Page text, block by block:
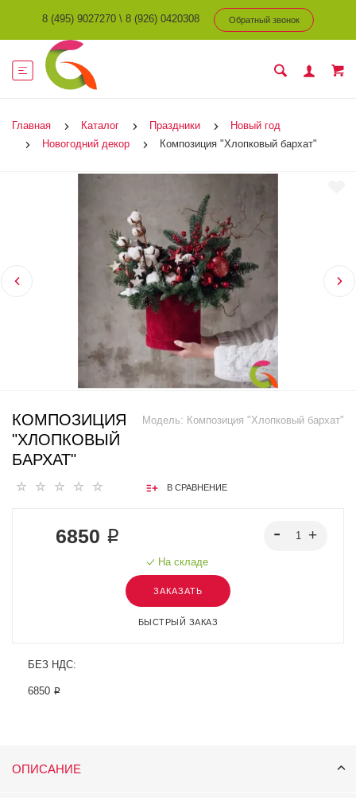
8 (495) 9027270 \ 8 (926) 0420308 Обратный звонок
Главная Каталог Праздники
Новый год
Новогодний декор
Композиция "Хлопковый бархат"
Модель: Композиция "Хлопковый бархат"
КОМПОЗИЦИЯ
"ХЛОПКОВЫЙ
БАРХАТ"
В СРАВНЕНИЕ
6850 ₽
На складе
ЗАКАЗАТЬ
БЫСТРЫЙ ЗАКАЗ
БЕЗ НДС:
6850 ₽
ОПИСАНИЕ